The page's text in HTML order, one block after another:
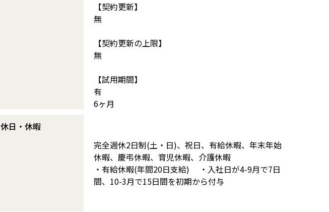
【契約更新】
無
【契約更新の上限】
無
【試用期間】
有
6ヶ月
休日・休暇
完全週休2日制(土・日)、祝日、有給休暇、年末年始
休暇、慶弔休暇、育児休暇、介護休暇
・有給休暇(年間20日支給) ・入社日が4-9月で7日
間、10-3月で15日間を初期から付与